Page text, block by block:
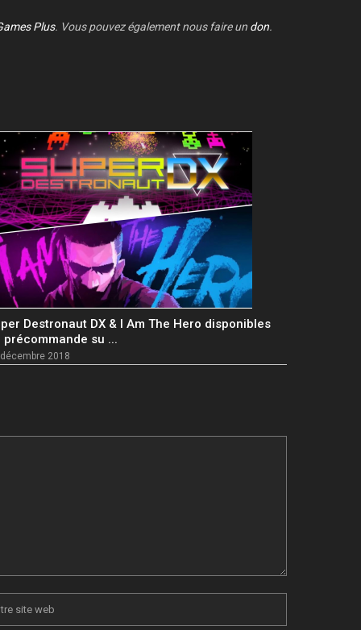
Plus. Vous pouvez également nous faire un don.
Destronaut DX & I Am The Hero disponibles
précommande su ...
2018